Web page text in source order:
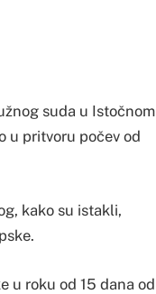
suda u Istočnom
u pritvoru počev od
kako su istakli,
u roku od 15 dana od